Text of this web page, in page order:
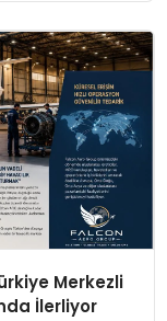
Merkezli
İlerliyor